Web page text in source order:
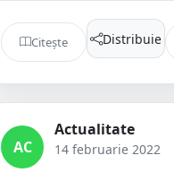
Citește Distribuie
AC
Actualitate
14 februarie 2022